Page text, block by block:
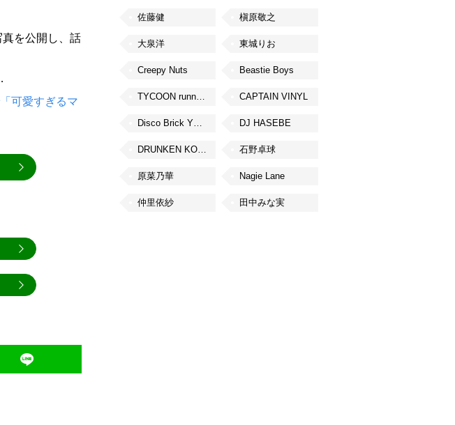
を公開し、話
可愛すぎるマ
佐藤健 槇原敬之
大泉洋 東城りお
Creepy Nuts Beastie Boys
TYCOON running CAPTAIN VINYL
Disco Brick YOKOHAMA DJ HASEBE
DRUNKEN KONG 石野卓球
原菜乃華 Nagie Lane
仲里依紗 田中みな実